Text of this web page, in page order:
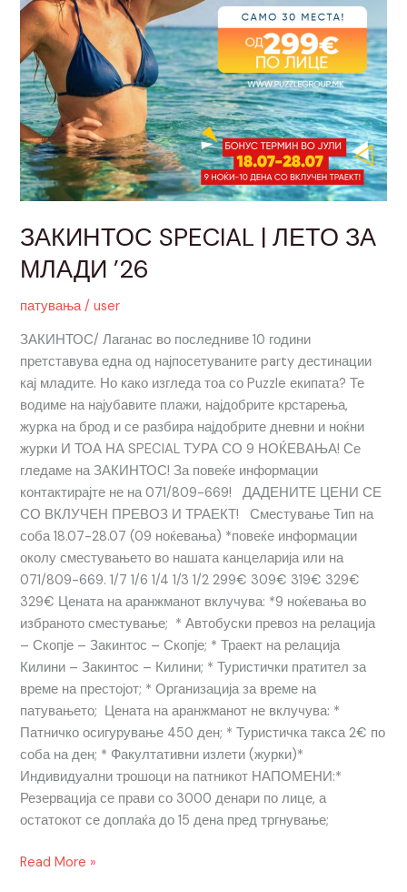
ЗАКИНТОС SPECIAL | ЛЕТО ЗА
МЛАДИ ’26
патувања/user
ЗАКИНТОС/ Лаганас во последниве 10 години
претставува една од најпосетуваните party дестинации
кај младите. Но како изгледа тоа со Puzzle екипата? Те
водиме на најубавите плажи, најдобрите крстарења,
журка на брод и се разбира најдобрите дневни и ноќни
журки И ТОА НА SPECIAL ТУРА СО 9 НОЌЕВАЊА! Се
гледаме на ЗАКИНТОС! За повеќе информации
контактирајте не на 071/809-669! ДАДЕНИТЕ ЦЕНИ СЕ
СО ВКЛУЧЕН ПРЕВОЗ И ТРАЕКТ! Сместување Тип на
соба 18.07-28.07 (09 ноќевања) *повеќе информации
околу сместувањето во нашата канцеларија или на
071/809-669. 1/7 1/6 1/4 1/3 1/2 299€ 309€ 319€ 329€
329€ Цената на аранжманот вклучува: *9 ноќевања во
избраното сместување; * Автобуски превоз на релација
– Скопје – Закинтос – Скопје; * Траект на релација
Килини – Закинтос – Килини; * Туристички пратител за
време на престојот; * Организација за време на
патувањето; Цената на аранжманот не вклучува: *
Патничко осигурување 450 ден; * Туристичка такса 2€ по
соба на ден; * Факултативни излети (журки)*
Индивидуални трошоци на патникот НАПОМЕНИ:*
Резервација се прави со 3000 денари по лице, а
остатокот се доплаќа до 15 дена пред тргнување;
Read More »